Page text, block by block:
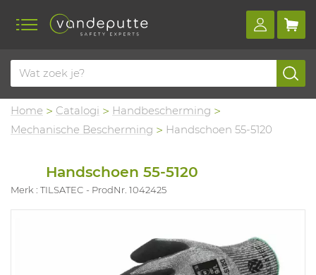
Home Catalogi
Handbescherming
Mechanische Bescherming
Handschoen 55-5120
Handschoen 55-5120
Merk : TILSATEC ProdNr. 1042425